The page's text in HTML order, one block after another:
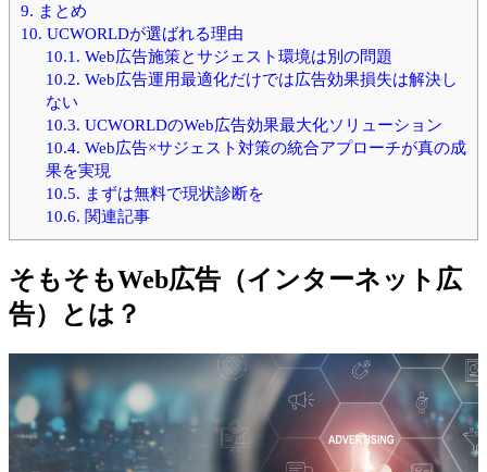
9. まとめ
10. UCWORLDが選ばれる理由
10.1. Web広告施策とサジェスト環境は別の問題
10.2. Web広告運用最適化だけでは広告効果損失は解決し
ない
10.3. UCWORLDのWeb広告効果最大化ソリューション
10.4. Web広告×サジェスト対策の統合アプローチが真の成
果を実現
10.5. まずは無料で現状診断を
10.6. 関連記事
そもそもWeb広告（インターネット広
告）とは？